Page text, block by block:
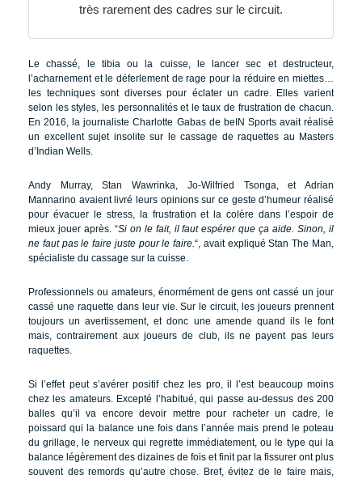
très rarement des cadres sur le circuit.
Le chassé, le tibia ou la cuisse, le lancer sec et destructeur,
l’acharnement et le déferlement de rage pour la réduire en miettes…
les techniques sont diverses pour éclater un cadre. Elles varient
selon les styles, les personnalités et le taux de frustration de chacun.
En 2016, la journaliste Charlotte Gabas de beIN Sports avait réalisé
un excellent sujet insolite sur le cassage de raquettes au Masters
d’Indian Wells.
Andy Murray, Stan Wawrinka, Jo-Wilfried Tsonga, et Adrian
Mannarino avaient livré leurs opinions sur ce geste d’humeur réalisé
pour évacuer le stress, la frustration et la colère dans l’espoir de
mieux jouer après. “Si on le fait, il faut espérer que ça aide. Sinon, il
ne faut pas le faire juste pour le faire.“, avait expliqué Stan The Man,
spécialiste du cassage sur la cuisse.
Professionnels ou amateurs, énormément de gens ont cassé un jour
cassé une raquette dans leur vie. Sur le circuit, les joueurs prennent
toujours un avertissement, et donc une amende quand ils le font
mais, contrairement aux joueurs de club, ils ne payent pas leurs
raquettes.
Si l’effet peut s’avérer positif chez les pro, il l’est beaucoup moins
chez les amateurs. Excepté l’habitué, qui passe au-dessus des 200
balles qu’il va encore devoir mettre pour racheter un cadre, le
poissard qui la balance une fois dans l’année mais prend le poteau
du grillage, le nerveux qui regrette immédiatement, ou le type qui la
balance légèrement des dizaines de fois et finit par la fissurer ont plus
souvent des remords qu’autre chose. Bref, évitez de le faire mais,